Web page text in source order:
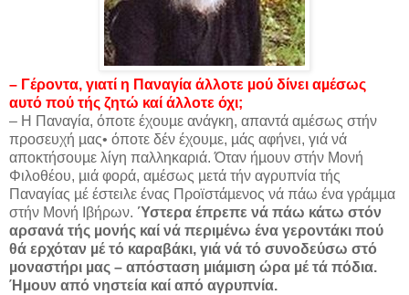
– Γέροντα, γιατί η Παναγία άλλοτε µού δίνει αµέσως
αυτό πού τής ζητώ καί άλλοτε όχι;
– Η Παναγία, όποτε έχουµε ανάγκη, απαντά αµέσως στήν
προσευχή µας• όποτε δέν έχουµε, µάς αφήνει, γιά νά
αποκτήσουµε λίγη παλληκαριά. Όταν ήµουν στήν Μονή
Φιλοθέου, µιά φορά, αµέσως µετά τήν αγρυπνία τής
Παναγίας µέ έστειλε ένας Προϊστάµενος νά πάω ένα γράµµα
στήν Μονή Ιβήρων. Ύστερα έπρεπε νά πάω κάτω στόν
αρσανά τής µονής καί νά περιµένω ένα γεροντάκι πού
θά ερχόταν µέ τό καραβάκι, γιά νά τό συνοδεύσω στό
µοναστήρι µας – απόσταση µιάµιση ώρα µέ τά πόδια.
Ήµουν από νηστεία καί από αγρυπνία.